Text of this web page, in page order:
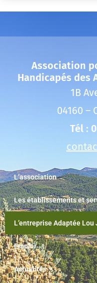
Association
Handicapés des
1B
04160 –
Tél :
L’association
Les établissements et
L’entreprise Adaptée Lou
Emploi
Actualités